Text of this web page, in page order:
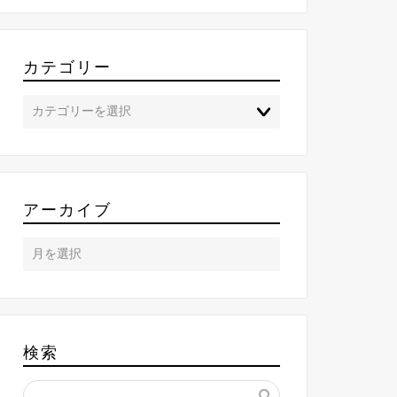
カテゴリー
アーカイブ
検索